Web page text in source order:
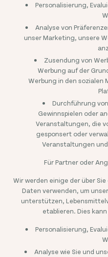
Personalisierung,
Analyse von
unser Marketing, unsere
Zusendung von
Werbung auf der
Werbung in den sozialen
Durchführung
Gewinnspielen oder
Veranstaltungen, die
gesponsert oder
Veranstaltungen
Für Partner oder
Wir werden einige der über
Daten verwenden, um
unterstützen,
etablieren. Dies
Personalisierung,
Analyse wie Sie und